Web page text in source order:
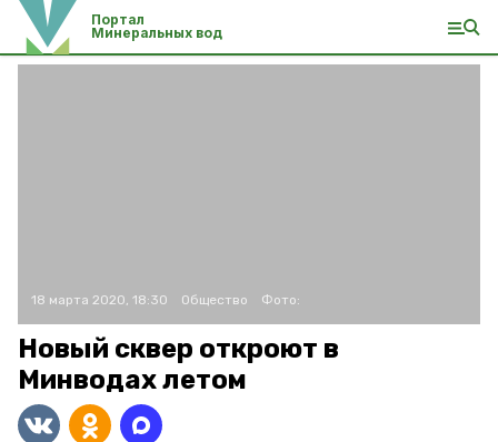
Портал
Минеральных вод
18 марта 2020, 18:30 Общество Фото:
Новый сквер откроют в
Минводах летом